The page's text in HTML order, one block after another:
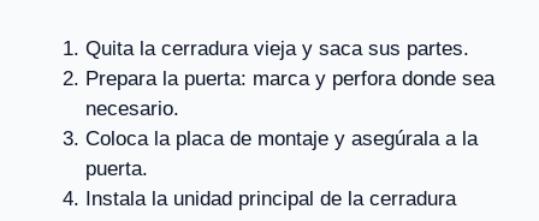
Quita la cerradura vieja y saca sus partes.
Prepara la puerta: marca y perfora donde sea
necesario.
Coloca la placa de montaje y asegúrala a la
puerta.
Instala la unidad principal de la cerradura